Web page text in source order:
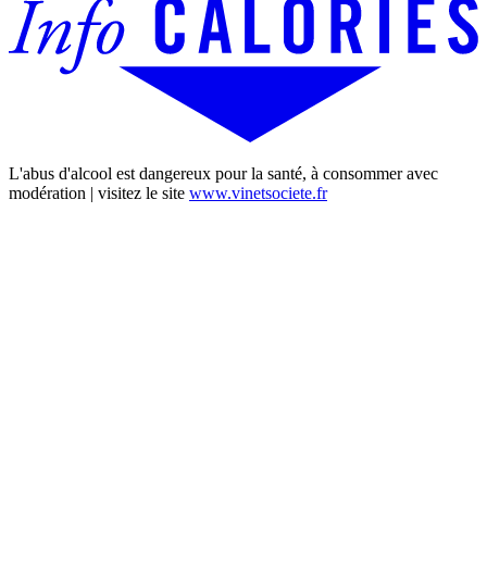
L'abus d'alcool est dangereux pour la santé, à consommer avec
modération | visitez le site www.vinetsociete.fr